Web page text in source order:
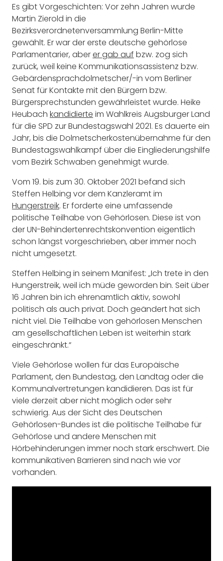
Es gibt Vorgeschichten: Vor zehn Jahren wurde
Martin Zierold in die
Bezirksverordnetenversammlung Berlin-Mitte
gewählt. Er war der erste deutsche gehörlose
Parlamentarier, aberer gab auf bzw. zog sich
zurück, weil keine Kommunikationsassistenz bzw.
Gebärdensprachdolmetscher/-in vom Berliner
Senat für Kontakte mit den Bürgern bzw.
Bürgersprechstunden gewährleistet wurde. Heike
Heubach kandidierte im Wahlkreis Augsburger Land
für die SPD zur Bundestagswahl 2021. Es dauerte ein
Jahr, bis die Dolmetscherkostenübernahme für den
Bundestagswahlkampf über die Eingliederungshilfe
vom Bezirk Schwaben genehmigt wurde.
Vom 19. bis zum 30. Oktober 2021 befand sich
Steffen Helbing vor dem Kanzleramt im
Hungerstreik. Er forderte eine umfassende
politische Teilhabe von Gehörlosen. Diese ist von
der UN-Behindertenrechtskonvention eigentlich
schon längst vorgeschrieben, aber immer noch
nicht umgesetzt.
Steffen Helbing in seinem Manifest: „Ich trete in den
Hungerstreik, weil ich müde geworden bin. Seit über
16 Jahren bin ich ehrenamtlich aktiv, sowohl
politisch als auch privat. Doch geändert hat sich
nicht viel. Die Teilhabe von gehörlosen Menschen
am gesellschaftlichen Leben ist weiterhin stark
eingeschränkt.“
Viele Gehörlose wollen für das Europäische
Parlament, den Bundestag, den Landtag oder die
Kommunalvertretungen kandidieren. Das ist für
viele derzeit aber nicht möglich oder sehr
schwierig. Aus der Sicht des Deutschen
Gehörlosen-Bundes ist die politische Teilhabe für
Gehörlose und andere Menschen mit
Hörbehinderungen immer noch stark erschwert. Die
kommunikativen Barrieren sind nach wie vor
vorhanden.